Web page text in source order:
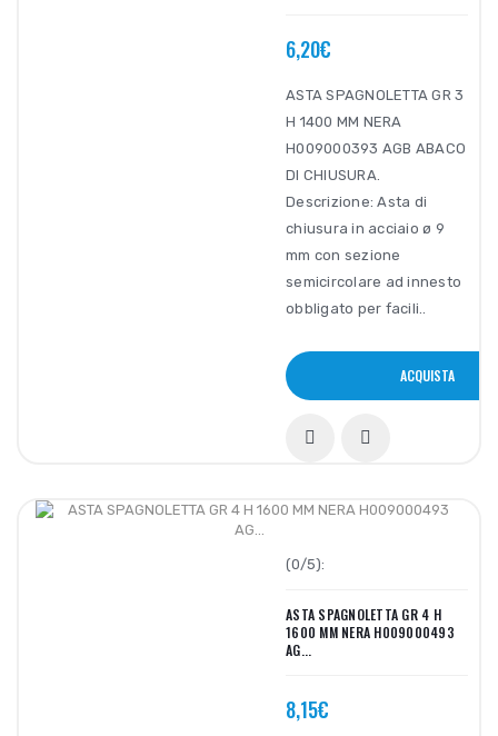
6,20€
ASTA SPAGNOLETTA GR 3
H 1400 MM NERA
H009000393 AGB ABACO
DI CHIUSURA.
Descrizione: Asta di
chiusura in acciaio ø 9
mm con sezione
semicircolare ad innesto
obbligato per facili..
ACQUISTA
(0/5):
ASTA SPAGNOLETTA GR 4 H
1600 MM NERA H009000493
AG...
8,15€